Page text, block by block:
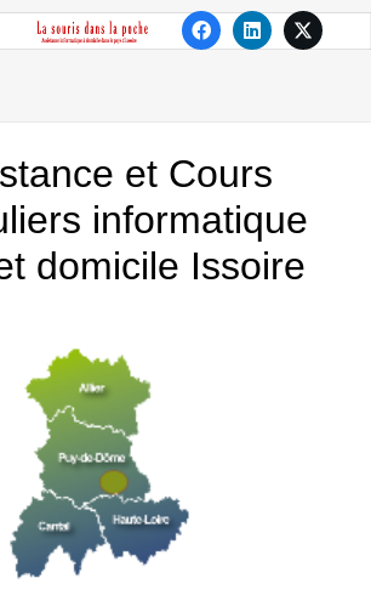
et Cours
informatique
domicile Issoire